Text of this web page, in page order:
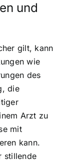
und
gilt, kann
wie
des
die
Arzt zu
mit
kann.
stillende